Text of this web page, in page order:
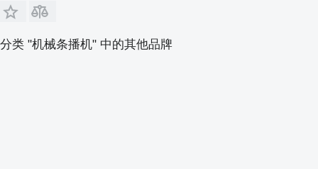
分类 "机械条播机" 中的其他品牌